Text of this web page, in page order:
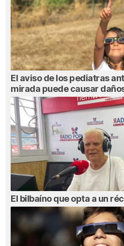
El aviso de los pediatras
mirada puede causar
El bilbaíno que opta a un